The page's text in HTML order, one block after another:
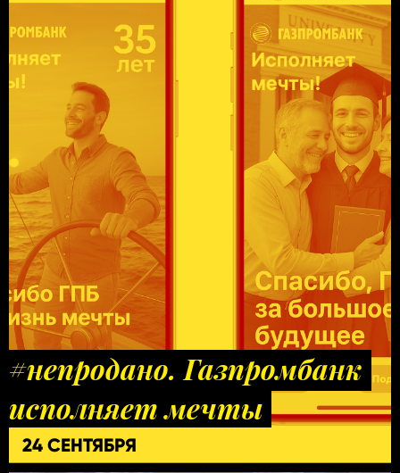
#непродано. Газпромбанк
исполняет мечты
24 СЕНТЯБРЯ